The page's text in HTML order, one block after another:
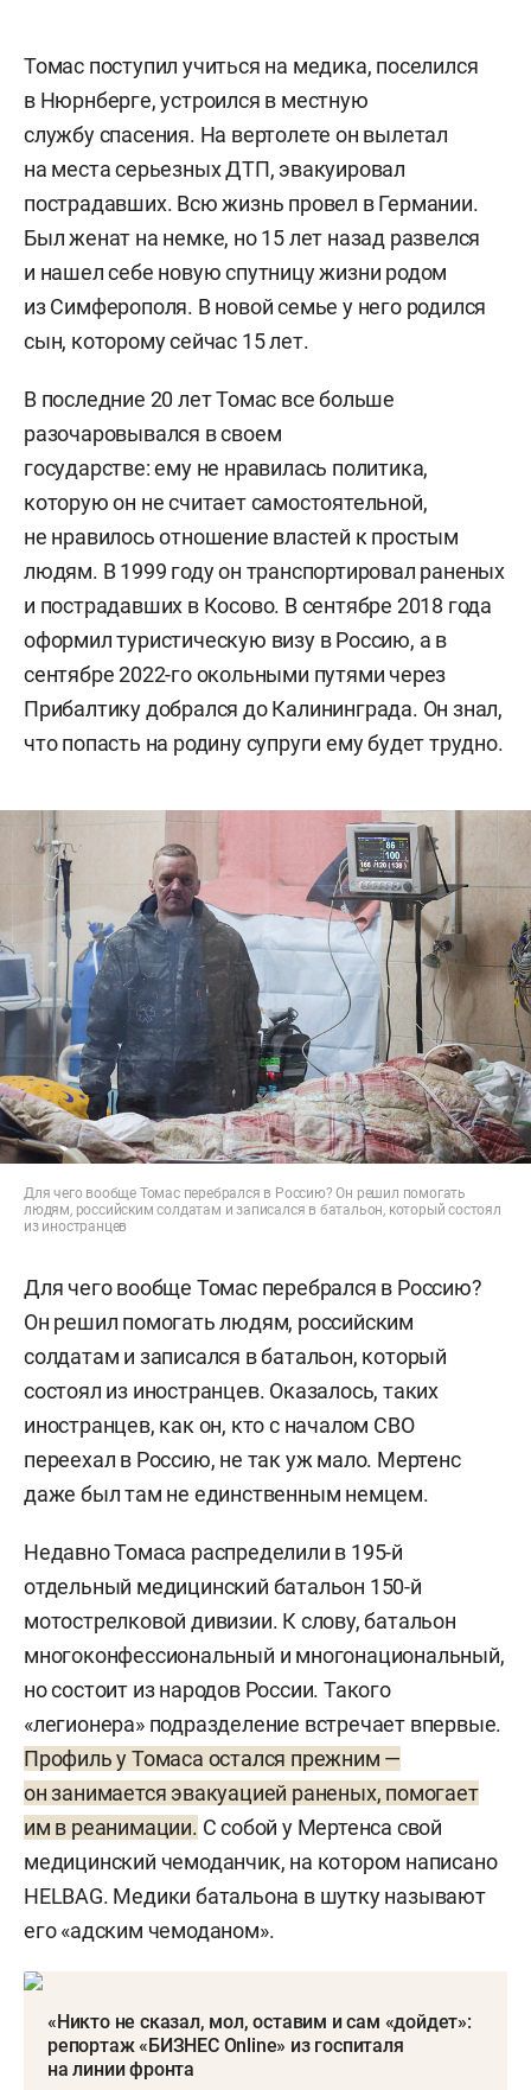
Томас поступил учиться на медика, поселился
в Нюрнберге, устроился в местную
службу спасения. На вертолете он вылетал
на места серьезных ДТП, эвакуировал
пострадавших. Всю жизнь провел в Германии.
Был женат на немке, но 15 лет назад развелся
и нашел себе новую спутницу жизни родом
из Симферополя. В новой семье у него родился
сын, которому сейчас 15 лет.
В последние 20 лет Томас все больше
разочаровывался в своем
государстве: ему не нравилась политика,
которую он не считает самостоятельной,
не нравилось отношение властей к простым
людям. В 1999 году он транспортировал раненых
и пострадавших в Косово. В сентябре 2018 года
оформил туристическую визу в Россию, а в
сентябре 2022-го окольными путями через
Прибалтику добрался до Калининграда. Он знал,
что попасть на родину супруги ему будет трудно.
Для чего вообще Томас перебрался в Россию? Он решил помогать
людям, российским солдатам и записался в батальон, который состоял
из иностранцев
Для чего вообще Томас перебрался в Россию?
Он решил помогать людям, российским
солдатам и записался в батальон, который
состоял из иностранцев. Оказалось, таких
иностранцев, как он, кто с началом СВО
переехал в Россию, не так уж мало. Мертенс
даже был там не единственным немцем.
Недавно Томаса распределили в 195-й
отдельный медицинский батальон 150-й
мотострелковой дивизии. К слову, батальон
многоконфессиональный и многонациональный,
но состоит из народов России. Такого
«легионера» подразделение встречает впервые.
Профиль у Томаса остался прежним —
он занимается эвакуацией раненых, помогает
им в реанимации. С собой у Мертенса свой
медицинский чемоданчик, на котором написано
HELBAG. Медики батальона в шутку называют
его «адским чемоданом».
«Никто не сказал, мол, оставим и сам «дойдет»:
репортаж «БИЗНЕС Online» из госпиталя
на линии фронта